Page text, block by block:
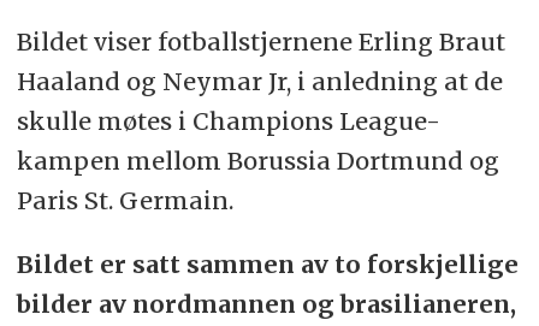
Bildet viser fotballstjernene Erling Braut
Haaland og Neymar Jr, i anledning at de
skulle møtes i Champions League-
kampen mellom Borussia Dortmund og
Paris St. Germain.
Bildet er satt sammen av to forskjellige
bilder av nordmannen og brasilianeren,